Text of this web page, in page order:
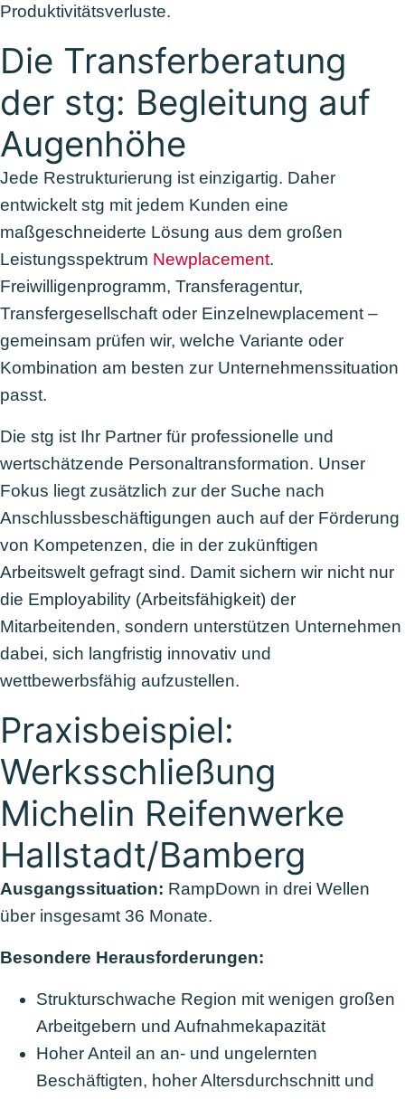
Produktivitätsverluste.
Die Transferberatung
der stg: Begleitung auf
Augenhöhe
Jede Restrukturierung ist einzigartig. Daher
entwickelt stg mit jedem Kunden eine
maßgeschneiderte Lösung aus dem großen
Leistungsspektrum Newplacement.
Freiwilligenprogramm, Transferagentur,
Transfergesellschaft oder Einzelnewplacement –
gemeinsam prüfen wir, welche Variante oder
Kombination am besten zur Unternehmenssituation
passt.
Die stg ist Ihr Partner für professionelle und
wertschätzende Personaltransformation. Unser
Fokus liegt zusätzlich zur der Suche nach
Anschlussbeschäftigungen auch auf der Förderung
von Kompetenzen, die in der zukünftigen
Arbeitswelt gefragt sind. Damit sichern wir nicht nur
die Employability (Arbeitsfähigkeit) der
Mitarbeitenden, sondern unterstützen Unternehmen
dabei, sich langfristig innovativ und
wettbewerbsfähig aufzustellen.
Praxisbeispiel:
Werksschließung
Michelin Reifenwerke
Hallstadt/Bamberg
Ausgangssituation: RampDown in drei Wellen
über insgesamt 36 Monate.
Besondere Herausforderungen:
Strukturschwache Region mit wenigen großen
Arbeitgebern und Aufnahmekapazität
Hoher Anteil an an- und ungelernten
Beschäftigten, hoher Altersdurchschnitt und